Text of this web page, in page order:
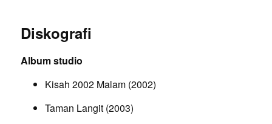
Diskografi
Album studio
Kisah 2002 Malam (2002)
Taman Langit (2003)